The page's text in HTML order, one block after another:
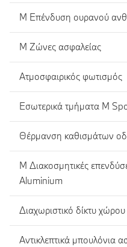
M Eπένδυση ουρανού
M Ζώνες ασφαλείας
Ατμοσφαιρικός φωτισμός
Εσωτερικά τμήματα M
Θέρμανση καθισμάτων
M Διακοσμητικές
Aluminium
Διαχωριστικό δίκτυ
Αντικλεπτικά μπουλόνια